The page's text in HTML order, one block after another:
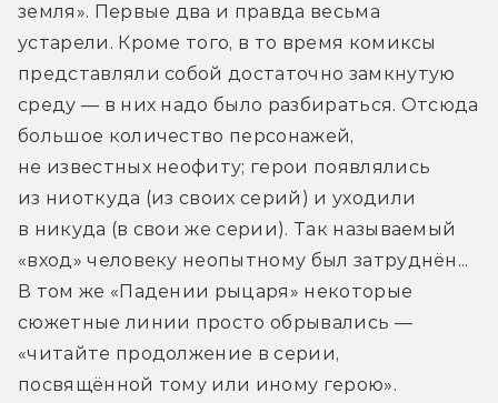
земля». Первые два и правда весьма
устарели. Кроме того, в то время комиксы
представляли собой достаточно замкнутую
среду — в них надо было разбираться. Отсюда
большое количество персонажей,
не известных неофиту; герои появлялись
из ниоткуда (из своих серий) и уходили
в никуда (в свои же серии). Так называемый
«вход» человеку неопытному был затруднён...
В том же «Падении рыцаря» некоторые
сюжетные линии просто обрывались —
«читайте продолжение в серии,
посвящённой тому или иному герою».